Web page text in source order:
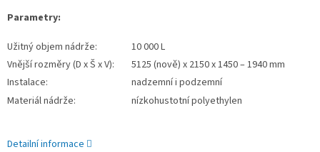
Parametry:
Užitný objem nádrže:
10 000 L
Vnější rozměry (D x Š x V):
5125 (nově) x 2150 x 1450 – 1940 mm
Instalace:
nadzemní i podzemní
Materiál nádrže:
nízkohustotní polyethylen
Detailní informace